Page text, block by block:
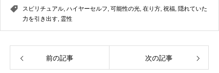
スピリチュアル, ハイヤーセルフ, 可能性の光, 在り方, 祝福, 隠れていた
力を引き出す, 霊性
前の記事 次の記事